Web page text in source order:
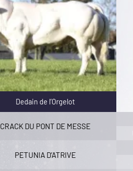
Dedain de l’Orgelot
CRACK DU PONT DE MESSE
PETUNIA D’ATRIVE